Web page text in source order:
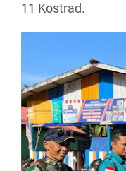
11 Kostrad.